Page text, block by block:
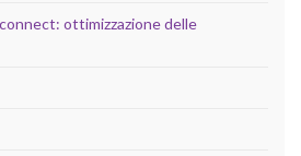
ottimizzazione delle